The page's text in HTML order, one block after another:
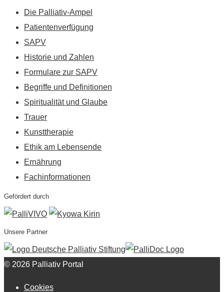
Die Palliativ-Ampel
Patientenverfügung
SAPV
Historie und Zahlen
Formulare zur SAPV
Begriffe und Definitionen
Spiritualität und Glaube
Trauer
Kunsttherapie
Ethik am Lebensende
Ernährung
Fachinformationen
Gefördert durch
Unsere Partner
© 2026 Palliativ Portal
Cookies